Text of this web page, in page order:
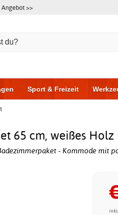
Angebot >>
Sport & Freizeit
65 cm, weißes
- Kommode mit